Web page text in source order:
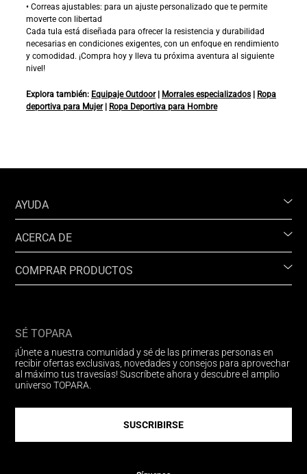
• Correas ajustables: para un ajuste personalizado que te permite
moverte con libertad
Cada tula está diseñada para ofrecer la resistencia y durabilidad
necesarias en condiciones exigentes, con un enfoque en rendimiento
y comodidad. ¡Compra hoy y lleva tu próxima aventura al siguiente
nivel!
Explora también: Equipaje Outdoor| Morrales especializados | Ropa
deportiva para Mujer| Ropa Deportiva para Hombre
AYUDA
ACERCA DE
COMPRAR PRODUCTOS
SÉ TOPARA
¡Únete a nuestra comunidad y sé de las primeras personas en
recibir ofertas exclusivas, novedades y consejos para aprovechar
al máximo tus travesías! Suscríbete ahora y descubre el amplio
universo TOPARA.
SUSCRIBIRSE